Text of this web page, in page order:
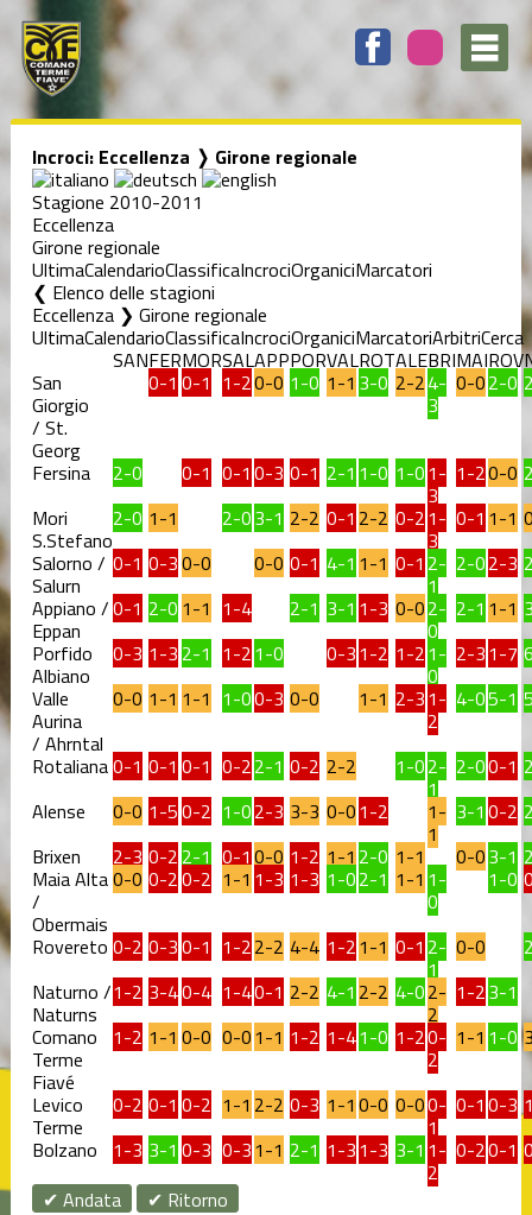
Incroci: Eccellenza ❭ Girone regionale
Stagione 2010-2011
Eccellenza
Girone regionale
UltimaCalendarioClassificaIncrociOrganiciMarcatori
Elenco delle stagioni
Eccellenza ❯ Girone regionale
UltimaCalendarioClassificaIncrociOrganiciMarcatoriArbitriCerca
SANFERMORSALAPPPORVALROTALEBRIMAIROV
San
Giorgio
/ St.
Georg
0-1 0-1 1-20-0 1-0 1-1 3-0 2-24-
3
0-02-0
Fersina 2-0 0-1 0-1 0-3 0-1 2-1 1-0 1-01-
3
1-20-0
Mori
S.Stefano
2-0 1-1 2-03-1 2-2 0-1 2-2 0-21-
3
0-1 1-1
Salorno /
Salurn
0-1 0-30-0 0-0 0-1 4-1 1-1 0-1 2-
1
2-02-3
Appiano /
Eppan
0-1 2-0 1-1 1-4 2-1 3-1 1-3 0-02-
0
2-1 1-1
Porfido
Albiano
0-3 1-3 2-1 1-21-0 0-31-2 1-21-
0
2-31-7
Valle
Aurina
/ Ahrntal
0-0 1-1 1-1 1-00-3 0-0 1-1 2-31-
2
4-05-1
Rotaliana0-1 0-1 0-1 0-22-1 0-2 2-2 1-02-
1
2-00-1
Alense
0-0 1-50-2 1-02-3 3-3 0-01-2 1-
1
3-1 0-2
Brixen
2-3 0-2 2-1 0-1 0-0 1-2 1-1 2-0 1-1 0-03-1
Maia Alta
/
Obermais
0-0 0-20-2 1-1 1-3 1-3 1-02-1 1-1 1-
0
1-0
Rovereto 0-2 0-30-1 1-22-2 4-4 1-21-1 0-1 2-
1
0-0
Naturno /
Naturns
1-2 3-40-4 1-40-1 2-2 4-1 2-2 4-02-
2
1-23-1
Comano
Terme
Fiavé
1-2 1-1 0-0 0-01-1 1-2 1-41-0 1-20-
2
1-1 1-0
Levico
Terme
0-2 0-1 0-2 1-1 2-2 0-3 1-1 0-0 0-00-
1
0-1 0-3
Bolzano
1-3 3-1 0-3 0-31-1 2-1 1-31-3 3-1 1-
2
0-20-1
✔ Andata
✔ Ritorno